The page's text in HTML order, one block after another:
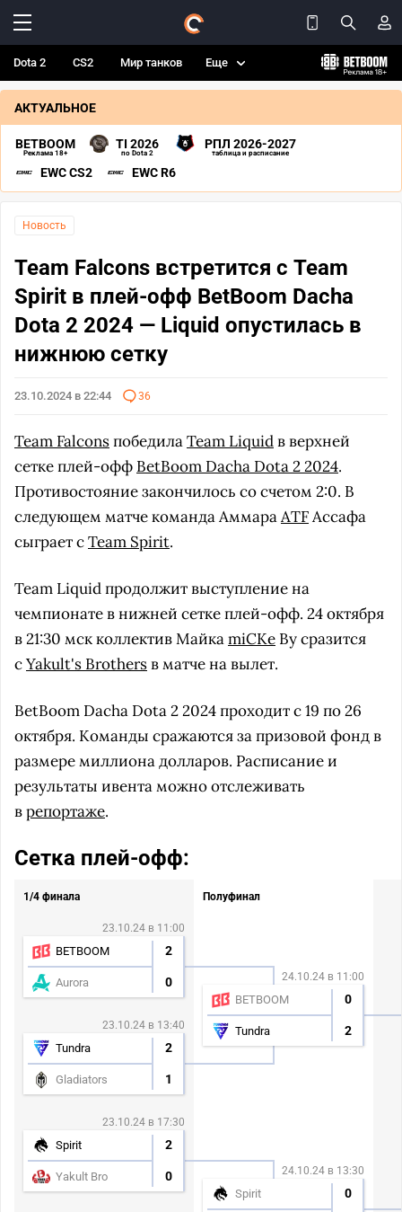
Dota 2 CS2 Мир танков Еще
АКТУАЛЬНОЕ
BETBOOM
Реклама 18+
TI 2026
по Dota 2
РПЛ 2026-2027
таблица и расписание
EWC CS2 EWC R6
Новость
Team Falcons встретится с Team
Spirit в плей-офф BetBoom Dacha
Dota 2 2024 — Liquid опустилась в
нижнюю сетку
23.10.2024 в 22:44 36
Team FalconsпобедилаTeam Liquidв верхней
сетке плей-офф BetBoom Dacha Dota 2 2024.
Противостояние закончилось со счетом 2:0. В
следующем матче команда АммараATFАссафа
сыграет сTeam Spirit.
Team Liquid продолжит выступление на
чемпионате в нижней сетке плей-офф. 24 октября
в 21:30 мск коллектив МайкаmiCKe Ву сразится
сYakult's Brothersв матче на вылет.
BetBoom Dacha Dota 2 2024 проходит с 19 по 26
октября. Команды сражаются за призовой фонд в
размере миллиона долларов. Расписание и
результаты ивента можно отслеживать
врепортаже.
Сетка плей-офф:
1/4 финала
23.10.24 в 11:00
BETBOOM 2
Aurora 0
23.10.24 в 13:40
Tundra 2
Gladiators 1
23.10.24 в 17:30
Spirit 2
Yakult Bro 0
Полуфинал
24.10.24 в 11:00
BETBOOM 0
Tundra 2
24.10.24 в 13:30
Spirit 0